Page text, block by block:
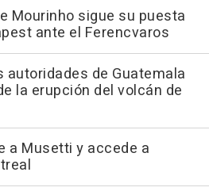
Mourinho sigue su puesta
ante el Ferencvaros
autoridades de Guatemala
la erupción del volcán de
a Musetti y accede a